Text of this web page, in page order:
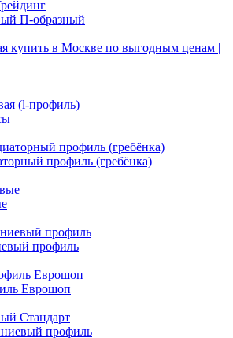
П-образный
профиль (гребёнка)
профиль
Еврошоп
Стандарт